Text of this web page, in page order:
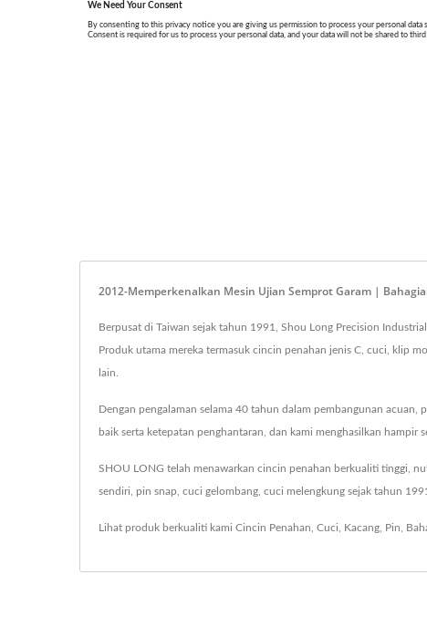
2012-Memperkenalkan Mesin Ujian Semprot Garam |
Berpusat di Taiwan sejak tahun 1991, Shou Long Precision
Produk utama mereka termasuk cincin penahan jenis C, cuci, klip
lain.
Dengan pengalaman selama 40 tahun dalam pembangunan acuan,
baik serta ketepatan penghantaran, dan kami menghasilkan
SHOU LONG telah menawarkan cincin penahan berkualiti tinggi,
sendiri, pin snap, cuci gelombang, cuci melengkung sejak tahun
Lihat produk berkualiti kami Cincin Penahan Cuci Kacang Pin